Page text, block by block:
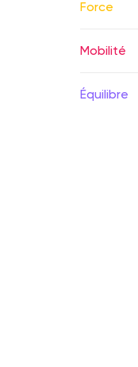
Force
Mobilité
Équilibre